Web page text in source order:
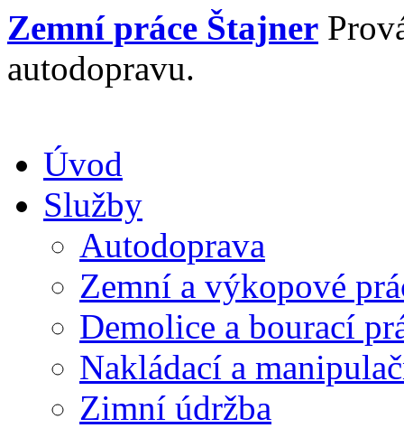
Zemní práce Štajner
autodopravu.
Úvod
Služby
Autodoprava
Zemní a výkopové
Demolice a bourací
Nakládací a
Zimní údržba